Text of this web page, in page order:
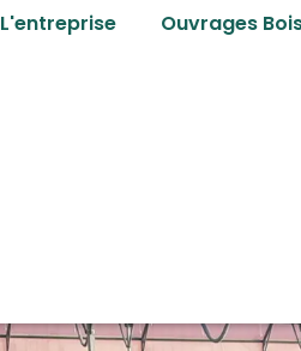
L'entreprise Ouvrages